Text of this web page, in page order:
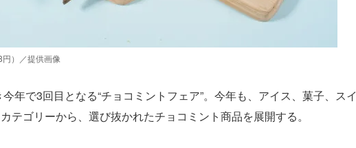
）／提供画像
年で3回目となる“チョコミントフェア”。今年も、アイス、菓子、スイ
テゴリーから、選び抜かれたチョコミント商品を展開する。